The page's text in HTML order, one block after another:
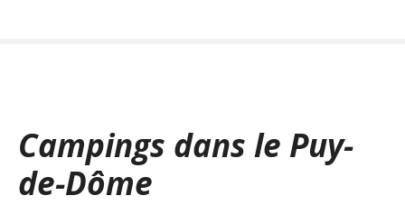
Campings dans le Puy-
de-Dôme